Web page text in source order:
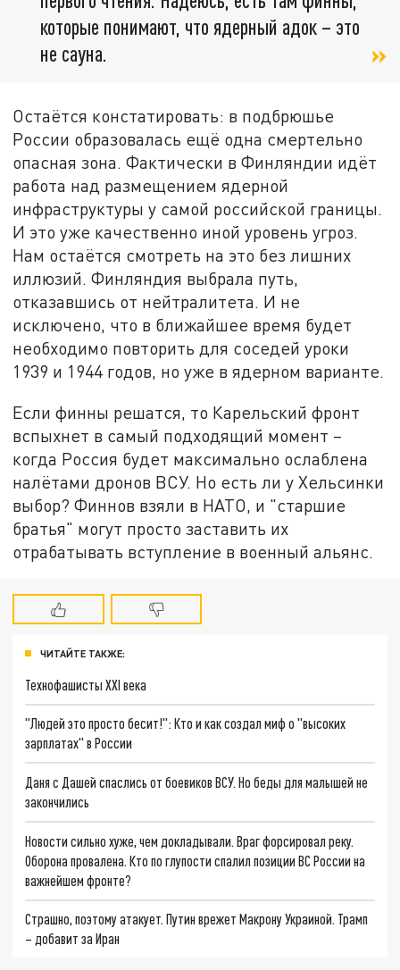
которые понимают, что ядерный адок – это
не сауна.
Остаётся констатировать: в подбрюшье
России образовалась ещё одна смертельно
опасная зона. Фактически в Финляндии идёт
работа над размещением ядерной
инфраструктуры у самой российской границы.
И это уже качественно иной уровень угроз.
Нам остаётся смотреть на это без лишних
иллюзий. Финляндия выбрала путь,
отказавшись от нейтралитета. И не
исключено, что в ближайшее время будет
необходимо повторить для соседей уроки
1939 и 1944 годов, но уже в ядерном варианте.
Если финны решатся, то Карельский фронт
вспыхнет в самый подходящий момент –
когда Россия будет максимально ослаблена
налётами дронов ВСУ. Но есть ли у Хельсинки
выбор? Финнов взяли в НАТО, и "старшие
братья" могут просто заставить их
отрабатывать вступление в военный альянс.
ЧИТАЙТЕ ТАКЖЕ:
Технофашисты XXI века
"Людей это просто бесит!": Кто и как создал миф о "высоких
зарплатах" в России
Даня с Дашей спаслись от боевиков ВСУ. Но беды для малышей не
закончились
Новости сильно хуже, чем докладывали. Враг форсировал реку.
Оборона провалена. Кто по глупости спалил позиции ВС России на
важнейшем фронте?
Страшно, поэтому атакует. Путин врежет Макрону Украиной. Трамп
– добавит за Иран